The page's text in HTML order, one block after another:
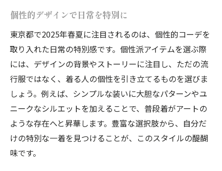
個性的デザインで日常を特別に
東京都で2025年春夏に注目されるのは、個性的コーデを
取り入れた日常の特別感です。個性派アイテムを選ぶ際
には、デザインの背景やストーリーに注目し、ただの流
行服ではなく、着る人の個性を引き立てるものを選びま
しょう。例えば、シンプルな装いに大胆なパターンやユ
ニークなシルエットを加えることで、普段着がアートの
ような存在へと昇華します。豊富な選択肢から、自分だ
けの特別な一着を見つけることが、このスタイルの醍醐
味です。